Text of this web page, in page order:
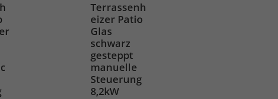
Terrassenh
eizer Patio
Glas
schwarz
gesteppt
manuelle
Steuerung
8,2kW